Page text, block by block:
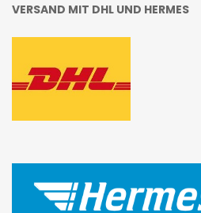
VERSAND MIT DHL UND HERMES